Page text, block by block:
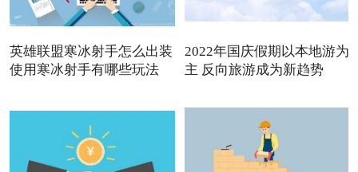
英雄联盟寒冰射手怎么出装
使用寒冰射手有哪些玩法
2022年国庆假期以本地游为
主 反向旅游成为新趋势